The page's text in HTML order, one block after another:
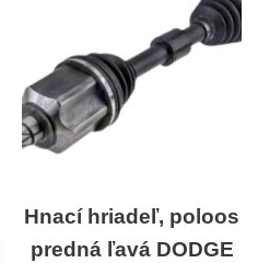
Hnací hriadeľ, poloos
predná ľavá DODGE